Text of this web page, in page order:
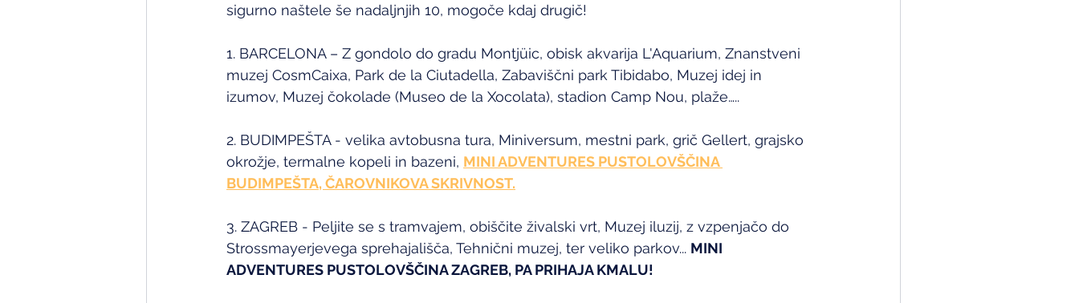
sigurno naštele še nadaljnjih 10, mogoče kdaj drugič!
1. BARCELONA – Z gondolo do gradu Montjüic, obisk akvarija L'Aquarium, Znanstveni
muzej CosmCaixa, Park de la Ciutadella, Zabaviščni park Tibidabo, Muzej idej in
izumov, Muzej čokolade (Museo de la Xocolata), stadion Camp Nou, plaže…..
2. BUDIMPEŠTA - velika avtobusna tura, Miniversum, mestni park, grič Gellert, grajsko
okrožje, termalne kopeli in bazeni, MINI ADVENTURES PUSTOLOVŠČINA
BUDIMPEŠTA, ČAROVNIKOVA SKRIVNOST.
3. ZAGREB - Peljite se s tramvajem, obiščite živalski vrt, Muzej iluzij, z vzpenjačo do
Strossmayerjevega sprehajališča, Tehnični muzej, ter veliko parkov... MINI
ADVENTURES PUSTOLOVŠČINA ZAGREB, PA PRIHAJA KMALU!